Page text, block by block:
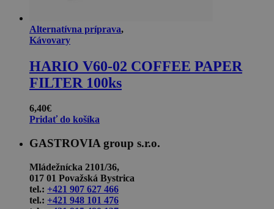
Alternatívna príprava,
Kávovary
HARIO V60-02 COFFEE PAPER
FILTER 100ks
6,40€
Pridať do košíka
GASTROVIA group s.r.o.
Mládežnícka 2101/36,
017 01 Považská Bystrica
tel.: +421 907 627 466
tel.: +421 948 101 476